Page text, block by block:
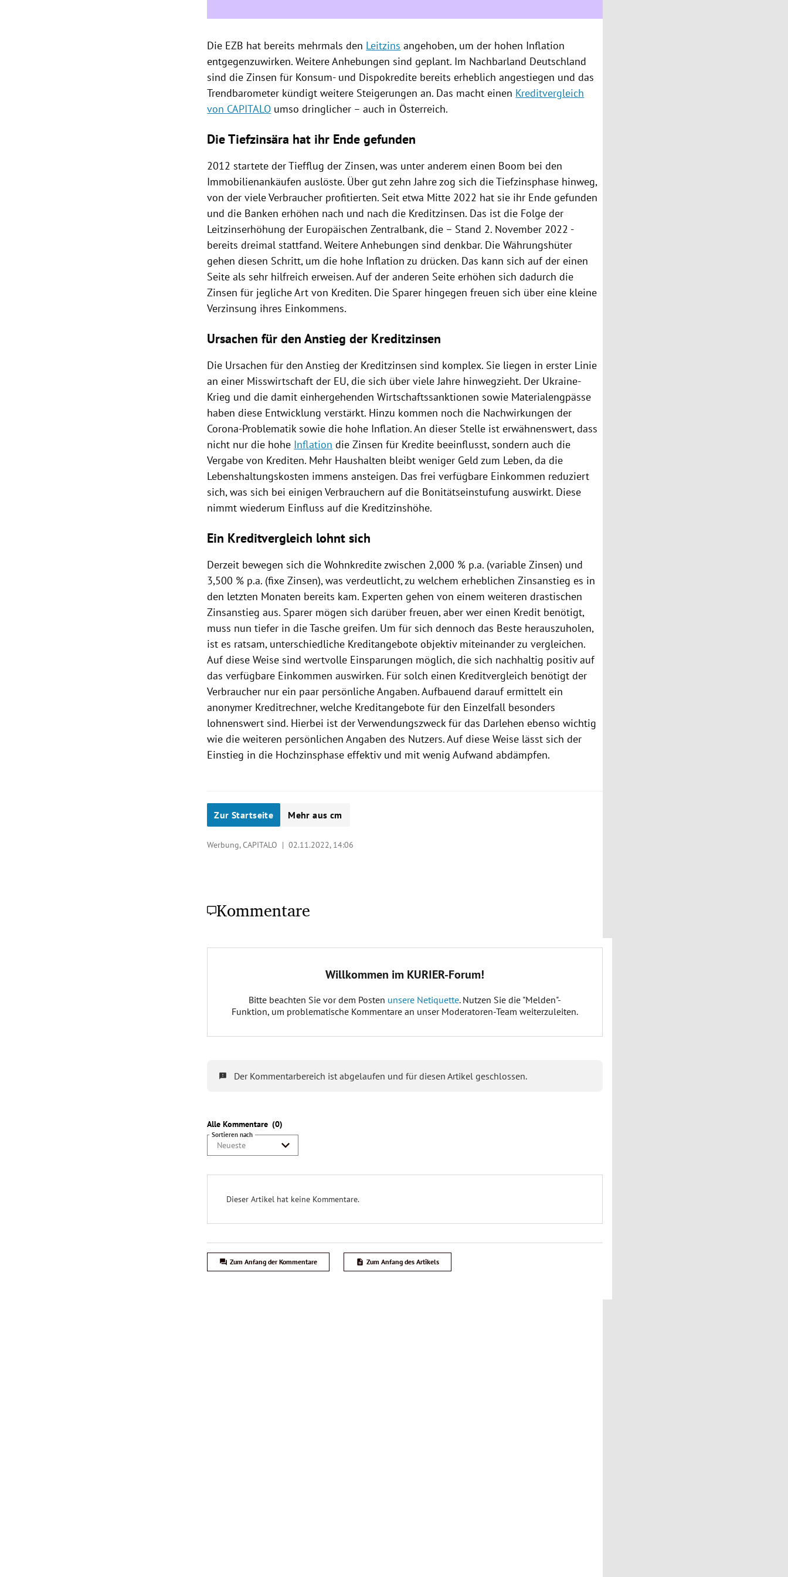
Die EZB hat bereits mehrmals den Leitzins angehoben, um der hohen Inflation
entgegenzuwirken. Weitere Anhebungen sind geplant. Im Nachbarland Deutschland
sind die Zinsen für Konsum- und Dispokredite bereits erheblich angestiegen und das
Trendbarometer kündigt weitere Steigerungen an. Das macht einen Kreditvergleich
von CAPITALO umso dringlicher – auch in Österreich.
Die Tiefzinsära hat ihr Ende gefunden
2012 startete der Tiefflug der Zinsen, was unter anderem einen Boom bei den
Immobilienankäufen auslöste. Über gut zehn Jahre zog sich die Tiefzinsphase hinweg,
von der viele Verbraucher profitierten. Seit etwa Mitte 2022 hat sie ihr Ende gefunden
und die Banken erhöhen nach und nach die Kreditzinsen. Das ist die Folge der
Leitzinserhöhung der Europäischen Zentralbank, die – Stand 2. November 2022 -
bereits dreimal stattfand. Weitere Anhebungen sind denkbar. Die Währungshüter
gehen diesen Schritt, um die hohe Inflation zu drücken. Das kann sich auf der einen
Seite als sehr hilfreich erweisen. Auf der anderen Seite erhöhen sich dadurch die
Zinsen für jegliche Art von Krediten. Die Sparer hingegen freuen sich über eine kleine
Verzinsung ihres Einkommens.
Ursachen für den Anstieg der Kreditzinsen
Die Ursachen für den Anstieg der Kreditzinsen sind komplex. Sie liegen in erster Linie
an einer Misswirtschaft der EU, die sich über viele Jahre hinwegzieht. Der Ukraine-
Krieg und die damit einhergehenden Wirtschaftssanktionen sowie Materialengpässe
haben diese Entwicklung verstärkt. Hinzu kommen noch die Nachwirkungen der
Corona-Problematik sowie die hohe Inflation. An dieser Stelle ist erwähnenswert, dass
nicht nur die hohe Inflation die Zinsen für Kredite beeinflusst, sondern auch die
Vergabe von Krediten. Mehr Haushalten bleibt weniger Geld zum Leben, da die
Lebenshaltungskosten immens ansteigen. Das frei verfügbare Einkommen reduziert
sich, was sich bei einigen Verbrauchern auf die Bonitätseinstufung auswirkt. Diese
nimmt wiederum Einfluss auf die Kreditzinshöhe.
Ein Kreditvergleich lohnt sich
Derzeit bewegen sich die Wohnkredite zwischen 2,000 % p.a. (variable Zinsen) und
3,500 % p.a. (fixe Zinsen), was verdeutlicht, zu welchem erheblichen Zinsanstieg es in
den letzten Monaten bereits kam. Experten gehen von einem weiteren drastischen
Zinsanstieg aus. Sparer mögen sich darüber freuen, aber wer einen Kredit benötigt,
muss nun tiefer in die Tasche greifen. Um für sich dennoch das Beste herauszuholen,
ist es ratsam, unterschiedliche Kreditangebote objektiv miteinander zu vergleichen.
Auf diese Weise sind wertvolle Einsparungen möglich, die sich nachhaltig positiv auf
das verfügbare Einkommen auswirken. Für solch einen Kreditvergleich benötigt der
Verbraucher nur ein paar persönliche Angaben. Aufbauend darauf ermittelt ein
anonymer Kreditrechner, welche Kreditangebote für den Einzelfall besonders
lohnenswert sind. Hierbei ist der Verwendungszweck für das Darlehen ebenso wichtig
wie die weiteren persönlichen Angaben des Nutzers. Auf diese Weise lässt sich der
Einstieg in die Hochzinsphase effektiv und mit wenig Aufwand abdämpfen.
Zur Startseite Mehr aus cm
Werbung, CAPITALO |02.11.2022, 14:06
Kommentare